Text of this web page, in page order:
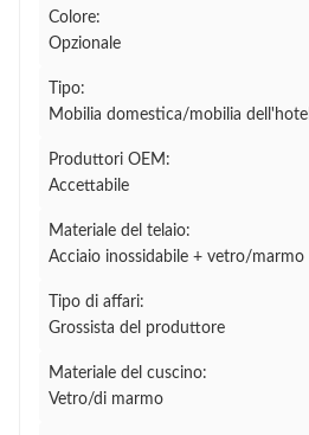
Colore:
Opzionale
Tipo:
Mobilia domestica/mobilia dell'hotel
Produttori OEM:
Accettabile
Materiale del telaio:
Acciaio inossidabile + vetro/marmo
Tipo di affari:
Grossista del produttore
Materiale del cuscino:
Vetro/di marmo